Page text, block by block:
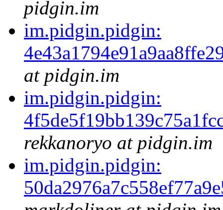
pidgin.im
im.pidgin.pidgin:
at pidgin.im
im.pidgin.pidgin:
rekkanoryo at pidgin.im
im.pidgin.pidgin: